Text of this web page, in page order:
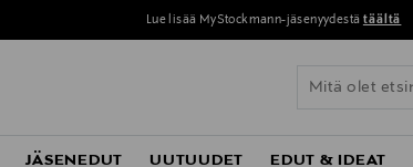
Lue lisää MyStockmann-jäsenyydestä täältä
JÄSENEDUT UUTUUDET EDUT & IDEAT